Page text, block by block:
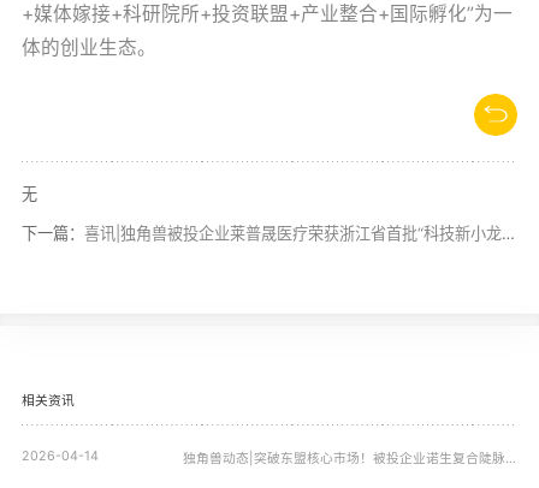
+媒体嫁接+科研院所+投资联盟+产业整合+国际孵化”为一
体的创业生态。
无
下一篇： 喜讯|独角兽被投企业莱普晟医疗荣获浙江省首批“科技新小龙”企业
相关资讯
2026-04-14 独角兽动态|突破东盟核心市场！被投企业诺生复合陡脉冲治疗设备正式登陆越南，开启泌尿外科精准治疗新篇章！